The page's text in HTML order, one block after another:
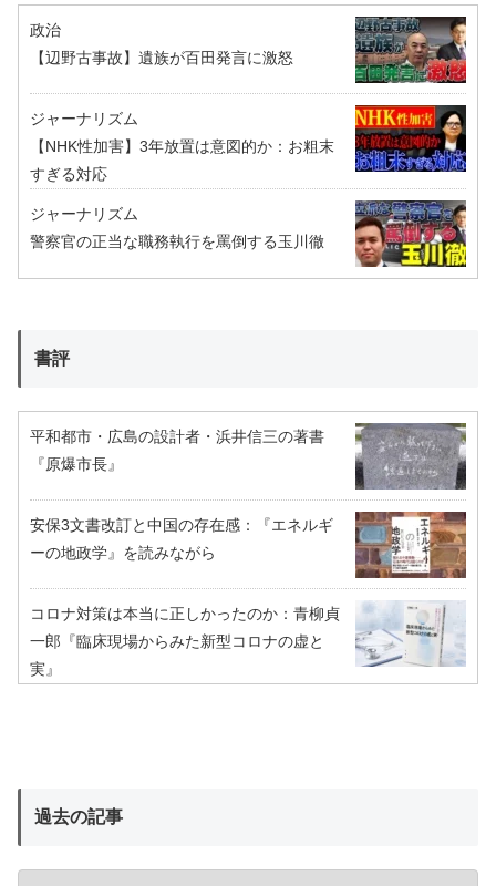
政治
【辺野古事故】遺族が百田発言に激怒
ジャーナリズム
【NHK性加害】3年放置は意図的か：お粗末
すぎる対応
ジャーナリズム
警察官の正当な職務執行を罵倒する玉川徹
書評
平和都市・広島の設計者・浜井信三の著書
『原爆市長』
安保3文書改訂と中国の存在感：『エネルギ
ーの地政学』を読みながら
コロナ対策は本当に正しかったのか：青柳貞
一郎『臨床現場からみた新型コロナの虚と
実』
過去の記事